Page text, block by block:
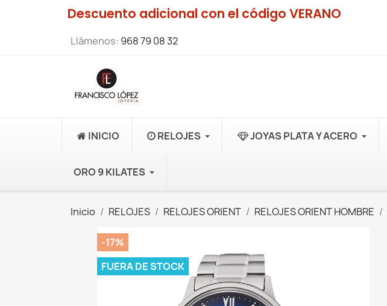
Descuento adicional con el código VERANO
Llámenos: 968 79 08 32
INICIO RELOJES JOYAS PLATA Y ACERO
ORO 9 KILATES
Inicio RELOJES RELOJES ORIENT RELOJES ORIENT HOMBRE
-17%
FUERA DE STOCK